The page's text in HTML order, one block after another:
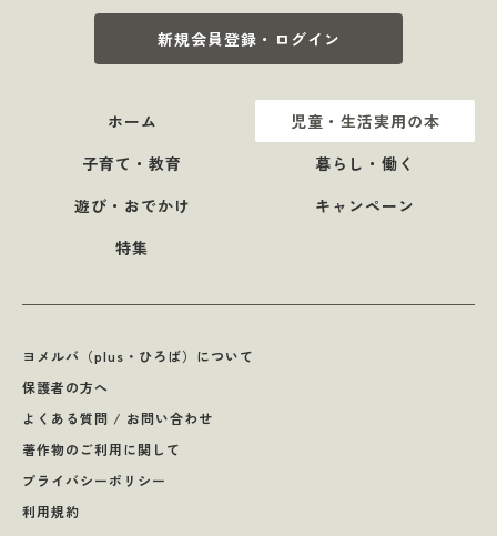
新規会員登録・ログイン
ホーム
児童・生活実用の本
子育て・教育
暮らし・働く
遊び・おでかけ
キャンペーン
特集
ヨメルバ（plus・ひろば）について
保護者の方へ
よくある質問 / お問い合わせ
著作物のご利用に関して
プライバシーポリシー
利用規約